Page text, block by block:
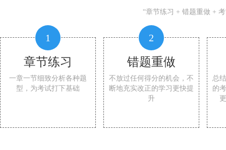
“章节练习 + 错题重做 +
1
章节练习
一章一节细致分析各种题
型，为考试打下基础
2
错题重做
不放过任何得分的机会，不
断地充实改正的学习更快提
升
总
的